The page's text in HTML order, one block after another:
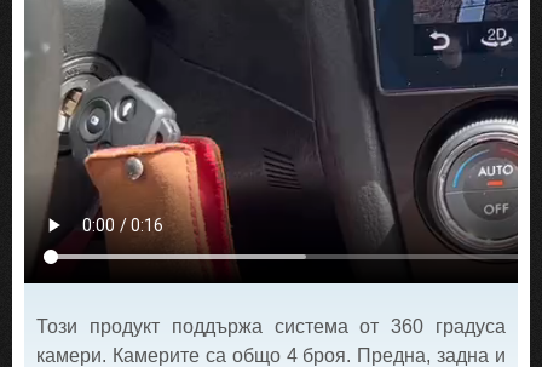
Този продукт поддържа система от 360 градуса
камери. Камерите са общо 4 броя. Предна, задна и